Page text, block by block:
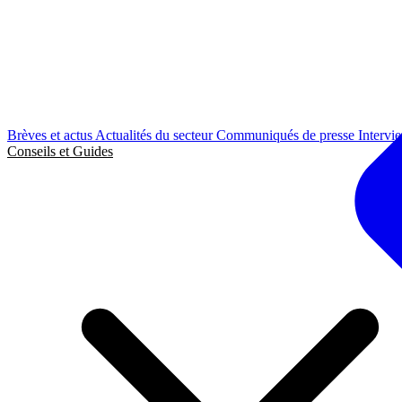
Brèves et actus Actualités du secteurCommuniqués de presse
Conseils et Guides